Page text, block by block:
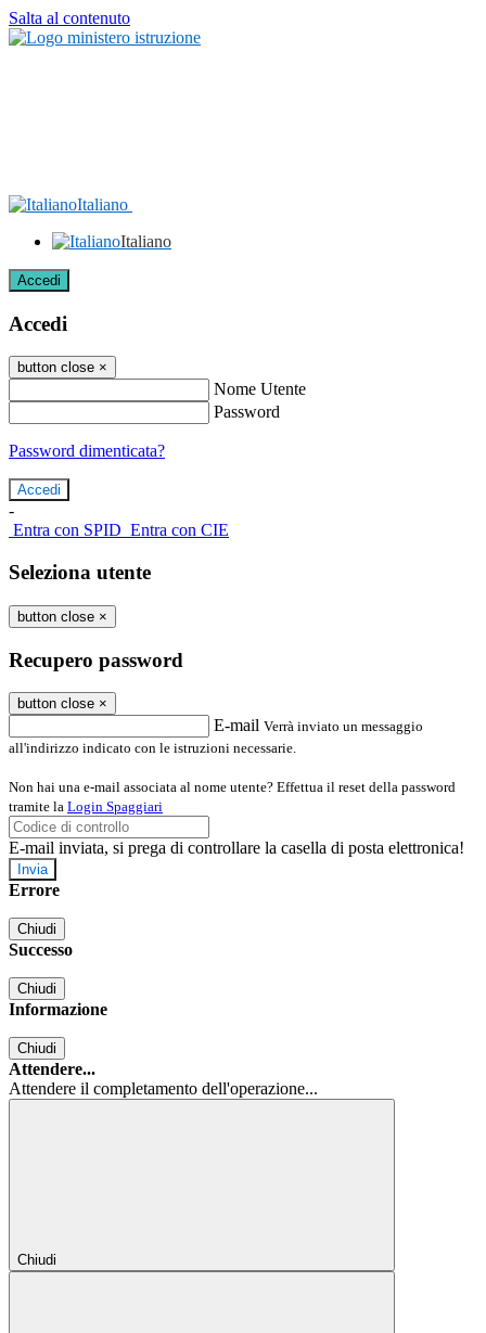
Salta al contenuto
Italiano
Italiano
Accedi
Accedi
button close ×
Nome Utente
Password
Password dimenticata?
-
Entra con SPID Entra con CIE
Seleziona utente
button close ×
Recupero password
button close ×
E-mail Verrà inviato un messaggio
all'indirizzo indicato con le istruzioni necessarie.
Non hai una e-mail associata al nome utente? Effettua il reset della password
tramite la Login Spaggiari
E-mail inviata, si prega di controllare la casella di posta elettronica!
Errore
Chiudi
Successo
Chiudi
Informazione
Chiudi
Attendere...
Attendere il completamento dell'operazione...
Chiudi